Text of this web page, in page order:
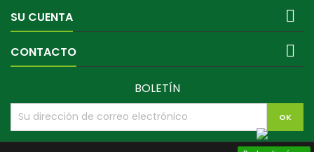
SU CUENTA 
CONTACTO 
BOLETÍN